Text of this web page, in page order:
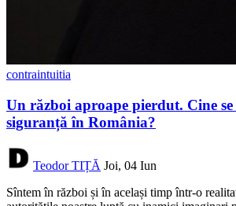
contraintuitia
Un război aproape pierdut. Cine se
siguranță în România?
Teodor TIȚĂ Joi, 04 Iun
Sîntem în război și în același timp într-o